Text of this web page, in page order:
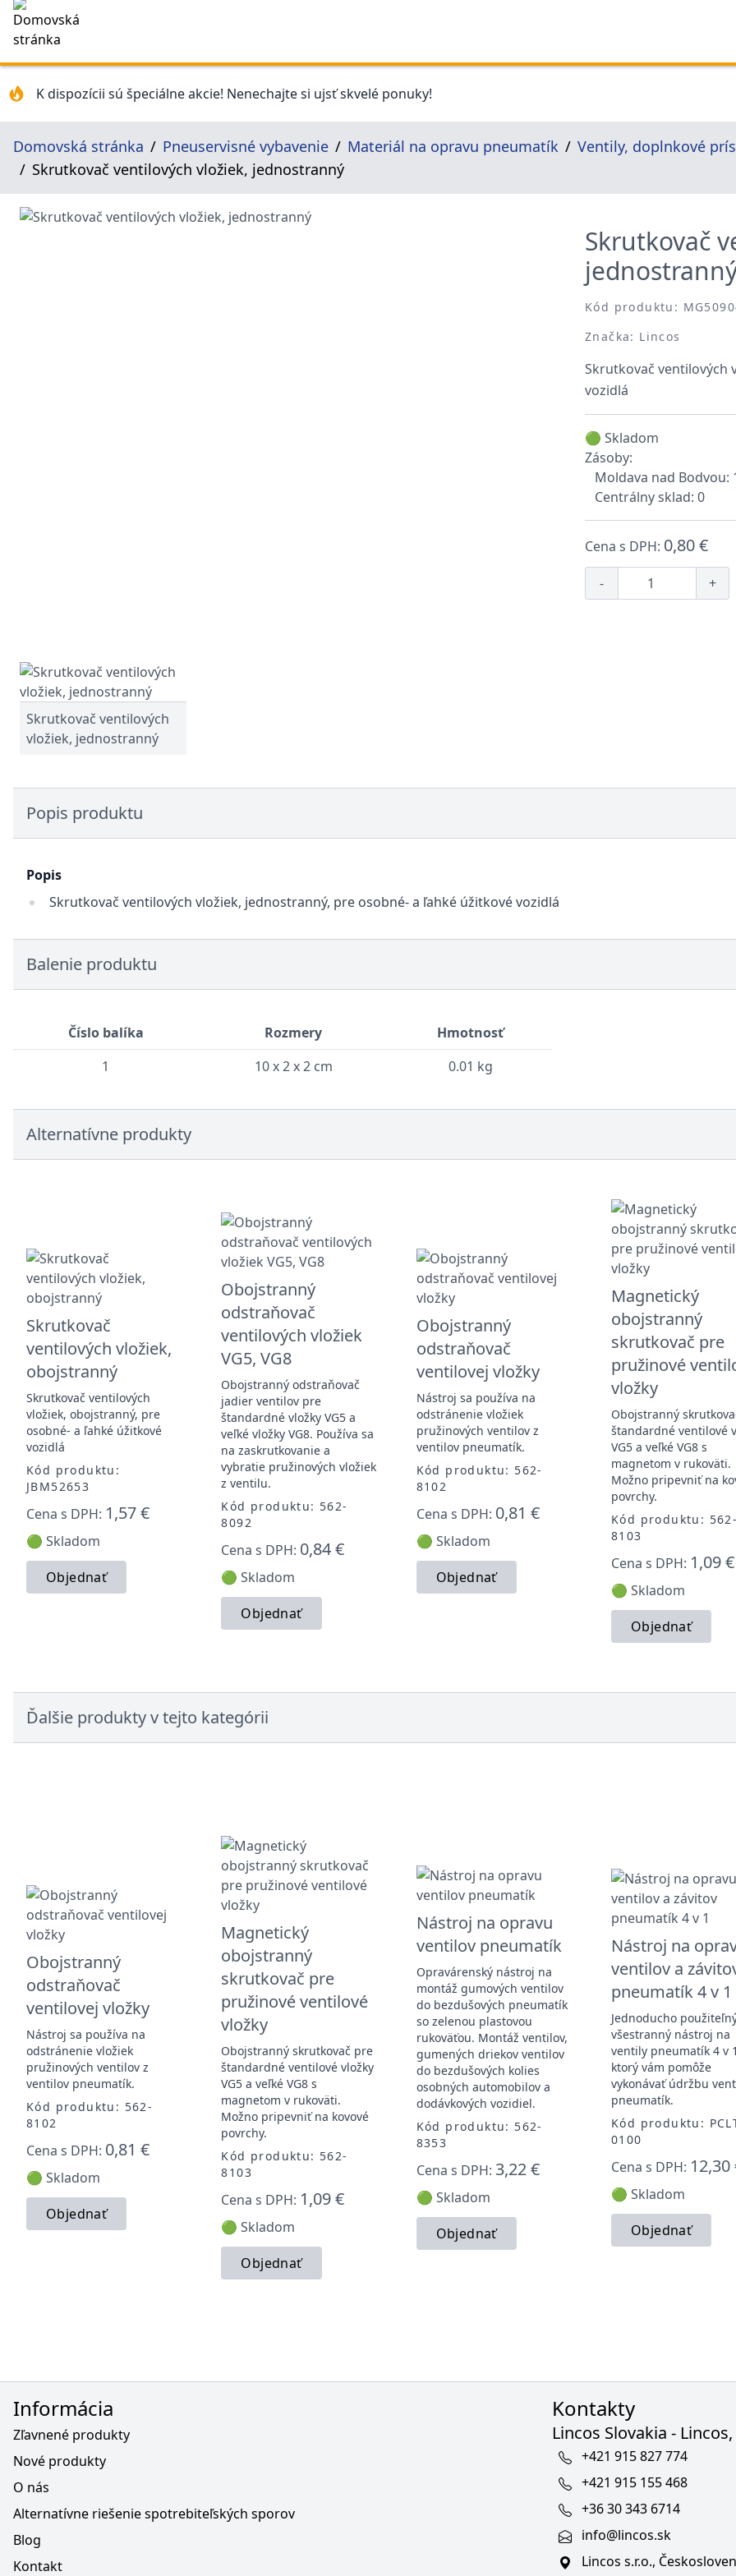
K dispozícii sú špeciálne akcie! Nenechajte si ujsť skvelé ponuky!
Domovská stránka Pneuservisné vybavenie Materiál na opravu pneumatík
Ventily, doplnkové
Skrutkovač ventilových vložiek, jednostranný
Skrutkovač
Kód produktu:
Značka: Lincos
Skrutkovač ventilových
vozidlá
🟢 Skladom
Zásoby:
Moldava nad Bodvou:
Centrálny sklad: 0
Cena s DPH: 0,80 €
- +
Skrutkovač ventilových
vložiek, jednostranný
Popis produktu
Popis
Skrutkovač ventilových vložiek, jednostranný, pre osobné- a ľahké úžitkové vozidlá
Balenie produktu
Číslo balíka Rozmery
Hmotnosť
1
10 x 2 x 2 cm 0.01 kg
Alternatívne produkty
Skrutkovač
ventilových vložiek,
obojstranný
Skrutkovač ventilových
vložiek, obojstranný, pre
osobné- a ľahké úžitkové
vozidlá
Kód produktu:
JBM52653
Cena s DPH: 1,57 €
🟢 Skladom
Objednať
Obojstranný
odstraňovač
ventilových vložiek
VG5, VG8
Obojstranný odstraňovač
jadier ventilov pre
štandardné vložky VG5 a
veľké vložky VG8. Používa sa
na zaskrutkovanie a
vybratie pružinových vložiek
z ventilu.
Kód produktu: 562-
8092
Cena s DPH: 0,84 €
🟢 Skladom
Objednať
Obojstranný
odstraňovač
ventilovej vložky
Nástroj sa používa na
odstránenie vložiek
pružinových ventilov z
ventilov pneumatík.
Kód produktu: 562-
8102
Cena s DPH: 0,81 €
🟢 Skladom
Objednať
Magnetický
obojstranný
skrutkovač pre
pružinové
vložky
Obojstranný
štandardné ventilové
VG5 a veľké VG8 s
magnetom v rukoväti.
Možno pripevniť na
povrchy.
Kód produktu: 562-
8103
Cena s DPH: 1,09 €
🟢 Skladom
Objednať
Ďalšie produkty v tejto kategórii
Obojstranný
odstraňovač
ventilovej vložky
Nástroj sa používa na
odstránenie vložiek
pružinových ventilov z
ventilov pneumatík.
Kód produktu: 562-
8102
Cena s DPH: 0,81 €
🟢 Skladom
Objednať
Magnetický
obojstranný
skrutkovač pre
pružinové ventilové
vložky
Obojstranný skrutkovač pre
štandardné ventilové vložky
VG5 a veľké VG8 s
magnetom v rukoväti.
Možno pripevniť na kovové
povrchy.
Kód produktu: 562-
8103
Cena s DPH: 1,09 €
🟢 Skladom
Objednať
Nástroj na opravu
ventilov pneumatík
Opravárenský nástroj na
montáž gumových ventilov
do bezdušových pneumatík
so zelenou plastovou
rukoväťou. Montáž ventilov,
gumených driekov ventilov
do bezdušových kolies
osobných automobilov a
dodávkových vozidiel.
Kód produktu: 562-
8353
Cena s DPH: 3,22 €
🟢 Skladom
Objednať
Nástroj na
ventilov a
pneumatík 4 v 1
Jednoducho
všestranný nástroj na
ventily pneumatík 4 v
ktorý vám pomôže
vykonávať údržbu
pneumatík.
Kód produktu:
0100
Cena s DPH: 12,30
🟢 Skladom
Objednať
Informácia
Zľavnené produkty
Nové produkty
O nás
Alternatívne riešenie spotrebiteľských sporov
Blog
Kontakt
Kontakty
Lincos Slovakia -
+421 915 827 774
+421 915 155 468
+36 30 343 6714
info@lincos.sk
Lincos s.r.o.,